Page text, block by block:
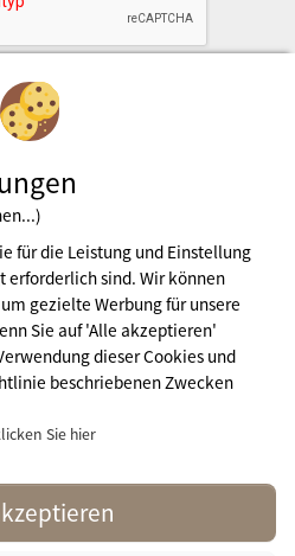
abonnieren
für die Leistung und Einstellung
erforderlich sind. Wir können
gezielte Werbung für unsere
Sie auf 'Alle akzeptieren'
dieser Cookies und
beschriebenen Zwecken
Sie hier